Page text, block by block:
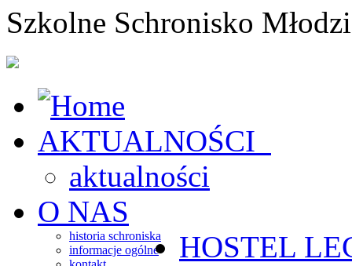
Szkolne Schronisko
AKTUALNOŚCI
aktualności
O NAS
historia schroniska
informacje ogólne
HOSTEL